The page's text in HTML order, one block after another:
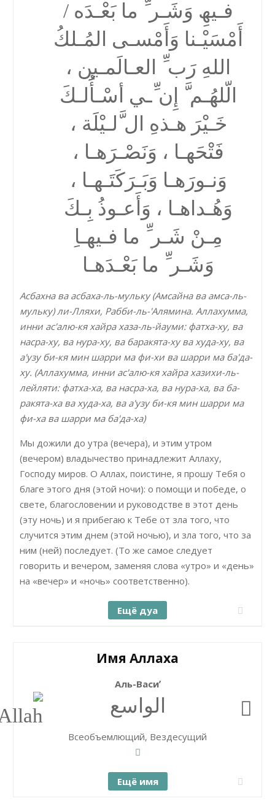
فـیھِ وَشَـر ِّ ما بَعْـدَه /
أَمْسَیْـنا وَأَمْسـى المُـلكُ
اللهِ رَب ِّ العـالَمـین ،
الّلھُـم َّ إِن ِّـي أسْـأَُلـكَ
خَـیْرَ ھـذهِ ال َّلـیْلَة ،
فَتْحَھـا ، وَنَصْـرَھـا ،
وَنـورَھـا وَبَـرَكَتَـھـا ،
وَھُـداھـا ، وَأَعـوذُ بِـكَ
مِـنْ شَـر ِّ ما فـیھـاِ
وَشَـر ِّ ما بَعْـدَھـا
Асбахна ва асбаха-ль-мульку (Амсайна ва амса-ль-
мульку) ли-Лляхи, Рабби-ль-'Алямина. Аллахумма,
инни ас'алю-кя хайра хаза-ль-йауми: фатха-ху, ва
насра-ху, ва нура-ху, ва баракята-ху ва худа-ху, ва
а'узу би-кя мин шарри ма фи-хи ва шарри ма ба'да-
ху. (Аллахумма, инни ас'алю-кя хайра хазихи-ль-
лейляти: фатха-ха, ва насра-ха, ва нура-ха, ва ба-
ракята-ха ва худа-ха, ва а'узу би-кя мин шарри ма
фи-ха ва шарри ма ба'да-ха)
Мы дожили до утра (вечера), и этим утром
(вечером) владычество принадлежит Аллаху,
Господу миров. О Аллах, поистине, я прошу Тебя о
благе этого дня (этой ночи): о помощи и победе, о
свете, благословении и руководстве в этот день
(эту ночь) и я прибегаю к Тебе от зла того, что
случится этим днем (этой ночью), и зла того, что за
ним (ней) последует. (То же самое следует
говорить и вечером, заменяя слова «утро» и «день»
на «вечер» и «ночь» соответственно).
Ещё дуа
Имя Аллаха
Аль-Васиʼ
الواسع
Всеобъемлющий, Вездесущий
Ещё имя